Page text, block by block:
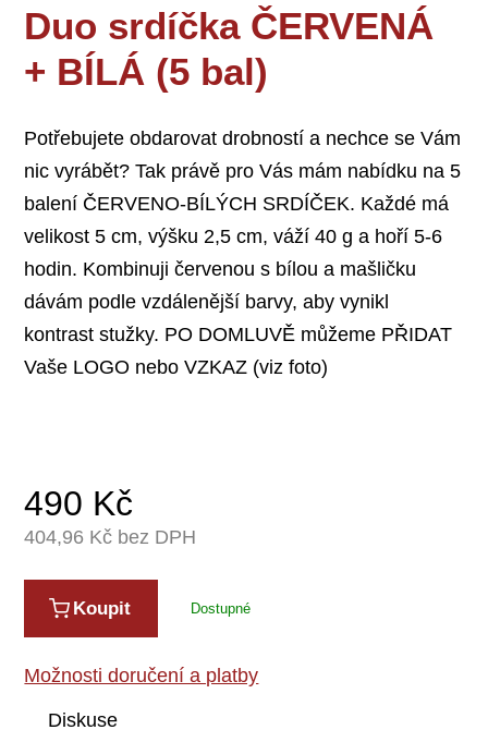
Duo srdíčka ČERVENÁ
+ BÍLÁ (5 bal)
Potřebujete obdarovat drobností a nechce se Vám
nic vyrábět? Tak právě pro Vás mám nabídku na 5
balení ČERVENO-BÍLÝCH SRDÍČEK. Každé má
velikost 5 cm, výšku 2,5 cm, váží 40 g a hoří 5-6
hodin. Kombinuji červenou s bílou a mašličku
dávám podle vzdálenější barvy, aby vynikl
kontrast stužky. PO DOMLUVĚ můžeme PŘIDAT
Vaše LOGO nebo VZKAZ (viz foto)
490 Kč
404,96 Kč bez DPH
Koupit Dostupné
Možnosti doručení a platby
Diskuse